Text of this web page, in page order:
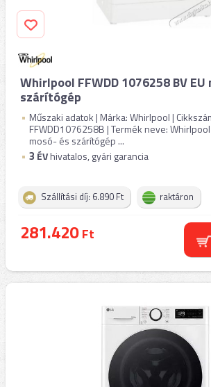
Whirlpool FFWDD 1076258 BV EU
szárítógép
Műszaki adatok | Márka: Whirlpool |
FFWDD1076258B | Termék neve:
mosó- és szárítógép ...
3 ÉVhivatalos, gyári garancia
Szállítási díj: 6.890 Ft raktáron
281.420Ft